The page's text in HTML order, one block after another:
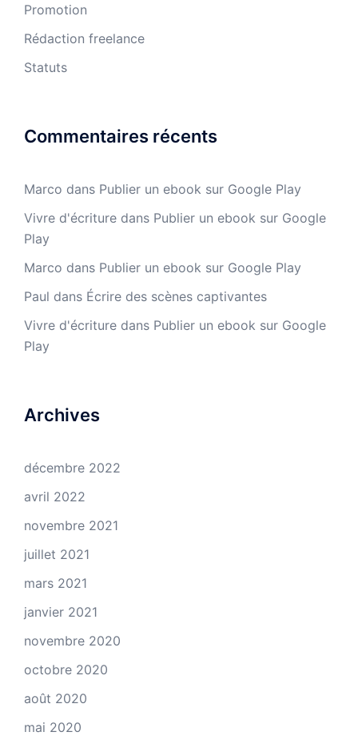
Promotion
Rédaction freelance
Statuts
Commentaires récents
Marco dans Publier un ebook sur Google Play
Vivre d'écriture dans Publier un ebook sur Google
Play
Marco dans Publier un ebook sur Google Play
Paul dans Écrire des scènes captivantes
Vivre d'écriture dans Publier un ebook sur Google
Play
Archives
décembre 2022
avril 2022
novembre 2021
juillet 2021
mars 2021
janvier 2021
novembre 2020
octobre 2020
août 2020
mai 2020